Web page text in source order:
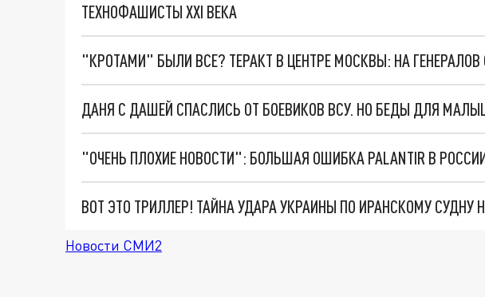
ТЕХНОФАШИСТЫ XXI ВЕКА
"КРОТАМИ" БЫЛИ ВСЕ? ТЕРАКТ В ЦЕНТРЕ МОСКВЫ: НА
ДАНЯ С ДАШЕЙ СПАСЛИСЬ ОТ БОЕВИКОВ ВСУ. НО БЕДЫ ДЛЯ
ВОТ ЭТО ТРИЛЛЕР! ТАЙНА УДАРА УКРАИНЫ ПО ИРАНСКОМУ СУДНУ
Новости СМИ2